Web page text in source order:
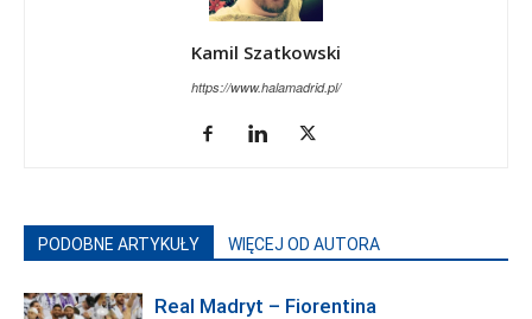
Kamil Szatkowski
https://www.halamadrid.pl/
PODOBNE ARTYKUŁY WIĘCEJ OD AUTORA
Real Madryt – Fiorentina